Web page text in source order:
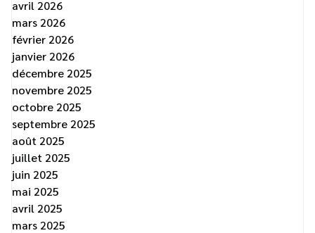
avril 2026
mars 2026
février 2026
janvier 2026
décembre 2025
novembre 2025
octobre 2025
septembre 2025
août 2025
juillet 2025
juin 2025
mai 2025
avril 2025
mars 2025